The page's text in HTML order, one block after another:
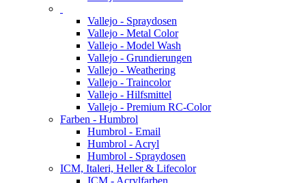
Vallejo - Spraydosen
Vallejo - Metal Color
Vallejo - Model Wash
Vallejo - Grundierungen
Vallejo - Weathering
Vallejo - Traincolor
Vallejo - Hilfsmittel
Vallejo - Premium RC-Color
Farben - Humbrol
Humbrol - Email
Humbrol - Acryl
Humbrol - Spraydosen
ICM, Italeri, Heller & Lifecolor
ICM - Acrylfarben